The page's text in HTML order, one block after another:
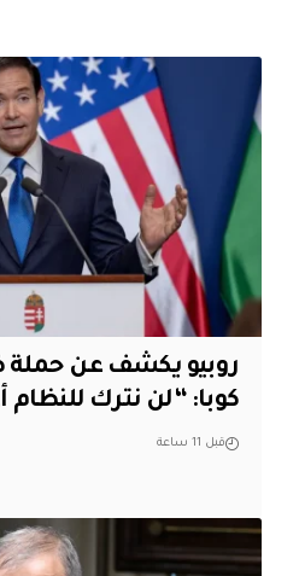
روبيو يكشف عن حملة
كوبا: “لن نترك
قبل 11 ساعة